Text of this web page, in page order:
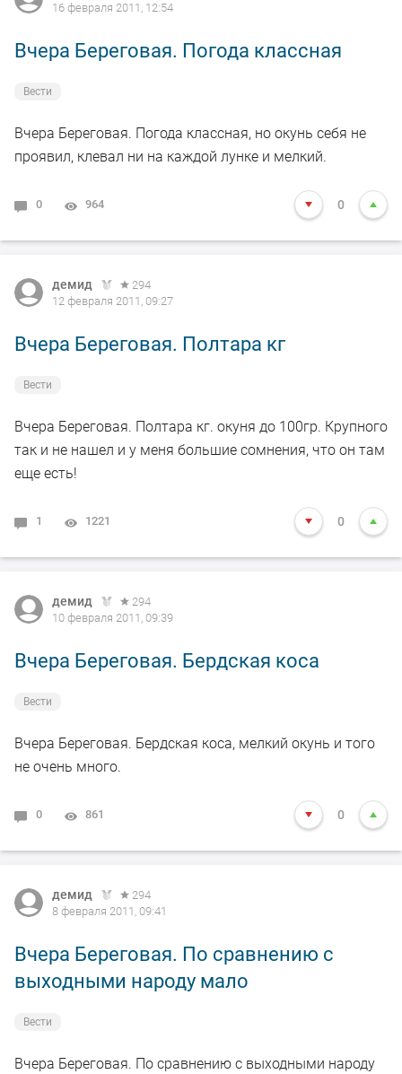
16 февраля 2011, 12:54
Вчера Береговая. Погода классная
Вести
Вчера Береговая. Погода классная, но окунь себя не
проявил, клевал ни на каждой лунке и мелкий.
0 964 0
демид
294
12 февраля 2011, 09:27
Вчера Береговая. Полтара кг
Вести
Вчера Береговая. Полтара кг. окуня до 100гр. Крупного
так и не нашел и у меня большие сомнения, что он там
еще есть!
1 1221 0
демид
294
10 февраля 2011, 09:39
Вчера Береговая. Бердская коса
Вести
Вчера Береговая. Бердская коса, мелкий окунь и того
не очень много.
0 861 0
демид
294
8 февраля 2011, 09:41
Вчера Береговая. По сравнению с
выходными народу мало
Вести
Вчера Береговая. По сравнению с выходными народу